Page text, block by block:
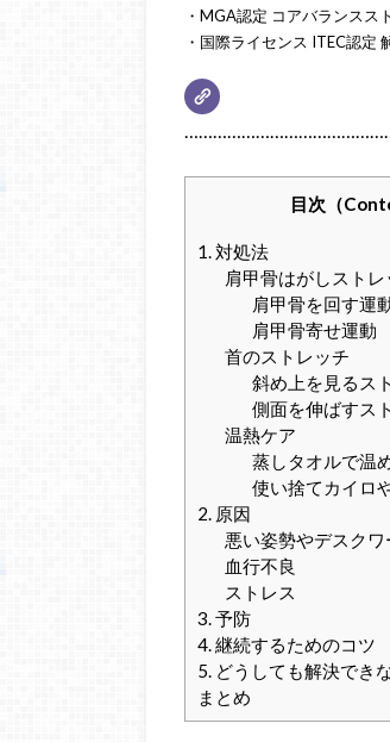
・MGA認定 コアバランスス
・国際ライセンス ITEC認定
目次（
1. 対処法
肩甲骨はがしストレ
肩甲骨を回す運
肩甲骨寄せ運動
首のストレッチ
斜め上を見るス
側面を伸ばすス
温熱ケア
蒸しタオルで温
使い捨てカイロ
2. 原因
悪い姿勢やデスクワ
血行不良
ストレス
3. 予防
4. 継続するためのコツ
5. どうしても解決でき
まとめ